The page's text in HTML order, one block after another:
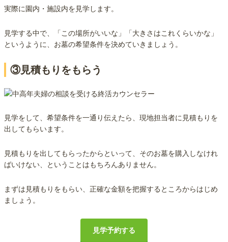
実際に園内・施設内を見学します。
見学する中で、「この場所がいいな」「大きさはこれくらいかな」
というように、お墓の希望条件を決めていきましょう。
③見積もりをもらう
見学をして、希望条件を一通り伝えたら、現地担当者に見積もりを
出してもらいます。
見積もりを出してもらったからといって、そのお墓を購入しなけれ
ばいけない、ということはもちろんありません。
まずは見積もりをもらい、正確な金額を把握するところからはじめ
ましょう。
見学予約する